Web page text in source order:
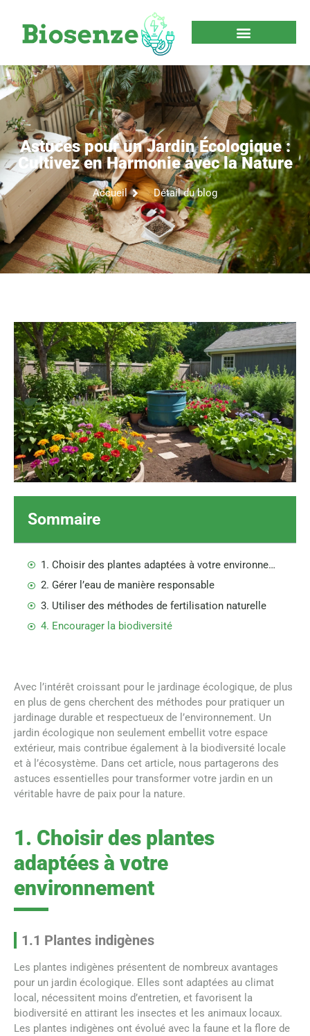
Astuces pour un Jardin Écologique :
Cultivez en Harmonie avec la Nature
Accueil Détail du blog
Sommaire
1. Choisir des plantes adaptées à votre environnement
2. Gérer l’eau de manière responsable
3. Utiliser des méthodes de fertilisation naturelle
4. Encourager la biodiversité
Avec l’intérêt croissant pour le jardinage écologique, de plus
en plus de gens cherchent des méthodes pour pratiquer un
jardinage durable et respectueux de l’environnement. Un
jardin écologique non seulement embellit votre espace
extérieur, mais contribue également à la biodiversité locale
et à l’écosystème. Dans cet article, nous partagerons des
astuces essentielles pour transformer votre jardin en un
véritable havre de paix pour la nature.
1. Choisir des plantes
adaptées à votre
environnement
1.1 Plantes indigènes
Les plantes indigènes présentent de nombreux avantages
pour un jardin écologique. Elles sont adaptées au climat
local, nécessitent moins d’entretien, et favorisent la
biodiversité en attirant les insectes et les animaux locaux.
Les plantes indigènes ont évolué avec la faune et la flore de